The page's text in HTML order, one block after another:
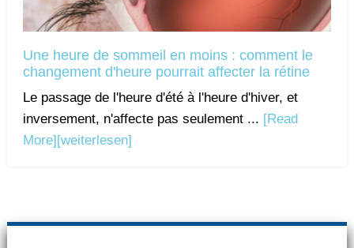
Une heure de sommeil en moins : comment le
changement d'heure pourrait affecter la rétine
Le passage de l'heure d'été à l'heure d'hiver, et
inversement, n'affecte pas seulement ... [Read
More] [weiterlesen]